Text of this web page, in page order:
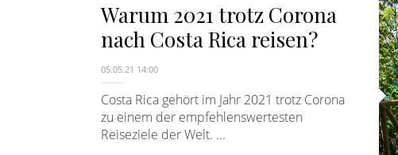
Warum 2021 trotz Corona
nach Costa Rica reisen?
05.05.21 14:00
Costa Rica gehört im Jahr 2021 trotz Corona
zu einem der empfehlenswertesten
Reiseziele der Welt. ...